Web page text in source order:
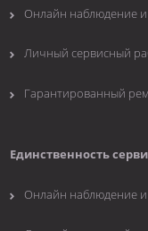
Онлайн наблюдение
Личный сервисный
Гарантированный
Единственность
Онлайн наблюдение